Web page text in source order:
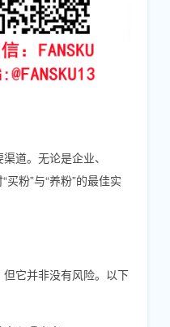
道。无论是企业、
粉”与“养粉”的最佳实
它并非没有风险。以下